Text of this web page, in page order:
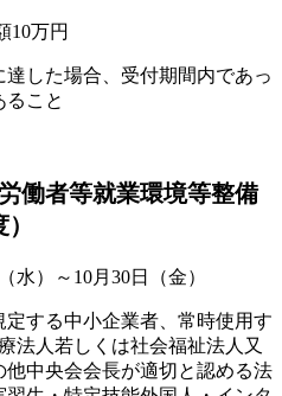
10万円
した場合、受付期間内であっ
こと
働者等就業環境等整備
水）～10月30日（金）
する中小企業者、常時使用す
法人若しくは社会福祉法人又
中央会会長が適切と認める法